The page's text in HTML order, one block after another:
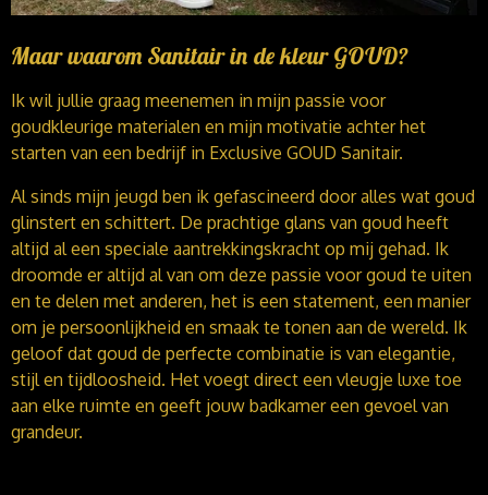
Maar waarom Sanitair in de kleur GOUD?
Ik wil jullie graag meenemen in mijn passie voor
goudkleurige materialen en mijn motivatie achter het
starten van een bedrijf in Exclusive GOUD Sanitair.
Al sinds mijn jeugd ben ik gefascineerd door alles wat goud
glinstert en schittert. De prachtige glans van goud heeft
altijd al een speciale aantrekkingskracht op mij gehad. Ik
droomde er altijd al van om deze passie voor goud te uiten
en te delen met anderen, het is een statement, een manier
om je persoonlijkheid en smaak te tonen aan de wereld. Ik
geloof dat goud de perfecte combinatie is van elegantie,
stijl en tijdloosheid. Het voegt direct een vleugje luxe toe
aan elke ruimte en geeft jouw badkamer een gevoel van
grandeur.